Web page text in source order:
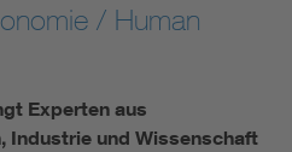
/ Human
Experten aus
Industrie und Wissenschaft